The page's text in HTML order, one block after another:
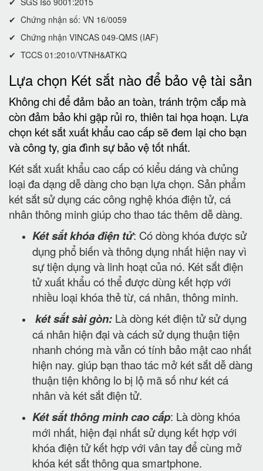
✔ Chứng nhận số: VN 16/0059
✔ Chứng nhận VINCAS 049-QMS (IAF)
✔ TCCS 01:2010/VTNH&ATKQ
Lựa chọn Két sắt nào để bảo vệ tài sản
Không chi để đảm bảo an toàn, tránh trộm cắp mà
còn đảm bảo khi gặp rủi ro, thiên tai họa hoạn. Lựa
chọn két sắt xuất khẩu cao cấp sẽ đem lại cho bạn
và công ty, gia đình sự bảo vệ tốt nhất.
Két sắt xuất khẩu cao cấp có kiểu dáng và chủng
loại đa dạng dễ dàng cho bạn lựa chọn. Sản phẩm
két sắt sử dụng các công nghệ khóa điện tử, cá
nhân thông minh giúp cho thao tác thêm dễ dàng.
Két sắt khóa điện tử: Có dòng khóa được sử
dụng phổ biến và thông dụng nhất hiện nay vì
sự tiện dụng và linh hoạt của nó. Két sắt điện
tử xuất khẩu có thể được dùng kết hợp với
nhiều loại khóa thẻ từ, cá nhân, thông minh.
két sắt sài gòn: Là dòng két điện tử sử dụng
cá nhân hiện đại và cách sử dụng thuận tiện
nhanh chóng mà vẫn có tính bảo mật cao nhất
hiện nay. giúp bạn thao tác mở két sắt dễ dàng
thuận tiện không lo bị lộ mã số như két cá
nhân và két sắt điện tử.
Két sắt thông minh cao cấp: Là dòng khóa
mới nhất, hiện đại nhất sử dụng kết hợp với
khóa điện tử kết hợp với vân tay để cùng mở
khóa két sắt thông qua smartphone.